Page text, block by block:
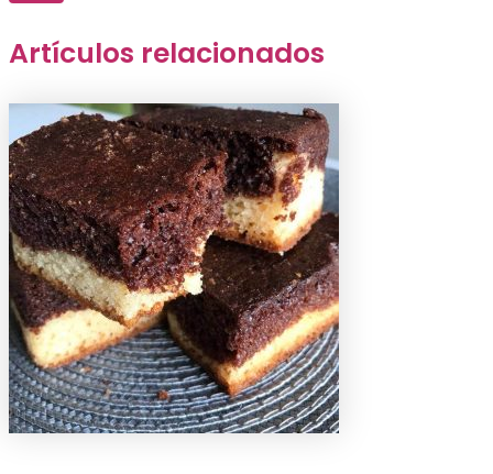
Artículos relacionados